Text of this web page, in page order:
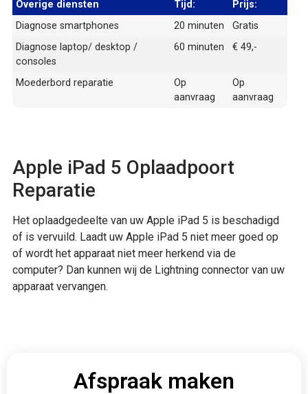
Overige diensten Tijd:
Prijs:
Diagnose smartphones
20 minuten
Gratis
Diagnose laptop/ desktop /
consoles
60 minuten € 49,-
Moederbord reparatie
Op
aanvraag
Op
aanvraag
Apple iPad 5 Oplaadpoort
Reparatie
Het oplaadgedeelte van uw Apple iPad 5 is beschadigd
of is vervuild. Laadt uw Apple iPad 5 niet meer goed op
of wordt het apparaat niet meer herkend via de
computer? Dan kunnen wij de Lightning connector van uw
apparaat vervangen.
Afspraak maken